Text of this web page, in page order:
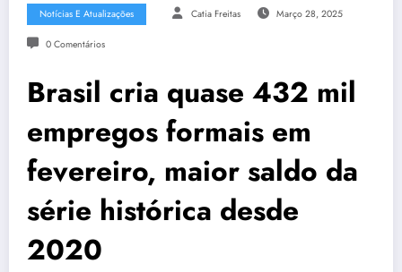
Notícias E Atualizações Catia Freitas Março 28, 2025
0 Comentários
Brasil cria quase 432 mil
empregos formais em
fevereiro, maior saldo da
série histórica desde
2020